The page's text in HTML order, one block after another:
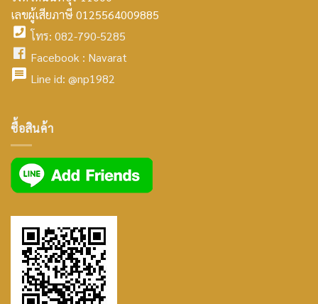
home
icon
เลขผู้เสียภาษี 0125564009885
facebook
icon
โทร: 082-790-5285
facebook
Facebook : Navarat
icon
Line id: @np1982
ซื้อสินค้า